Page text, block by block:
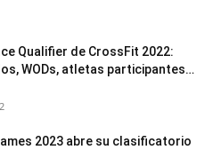
Qualifier de CrossFit 2022:
WODs, atletas participantes…
2023 abre su clasificatorio